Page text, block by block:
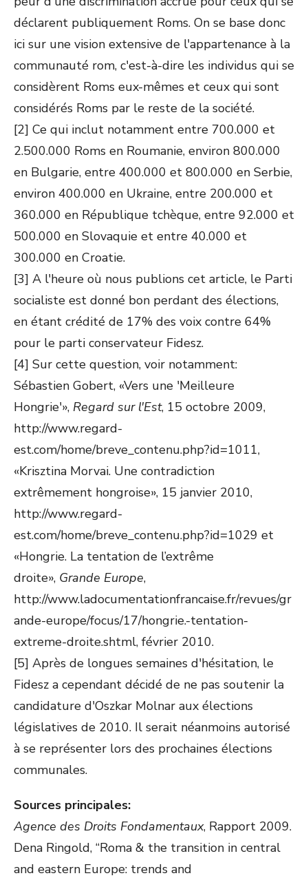
déclarent publiquement Roms. On se base donc
ici sur une vision extensive de l'appartenance à la
communauté rom, c'est-à-dire les individus qui se
considèrent Roms eux-mêmes et ceux qui sont
considérés Roms par le reste de la société.
[2] Ce qui inclut notamment entre 700.000 et
2.500.000 Roms en Roumanie, environ 800.000
en Bulgarie, entre 400.000 et 800.000 en Serbie,
environ 400.000 en Ukraine, entre 200.000 et
360.000 en République tchèque, entre 92.000 et
500.000 en Slovaquie et entre 40.000 et
300.000 en Croatie.
[3] A l'heure où nous publions cet article, le Parti
socialiste est donné bon perdant des élections,
en étant crédité de 17% des voix contre 64%
pour le parti conservateur Fidesz.
[4] Sur cette question, voir notamment:
Sébastien Gobert, «Vers une 'Meilleure
Hongrie'», Regard sur l'Est, 15 octobre 2009,
http://www.regard-
est.com/home/breve_contenu.php?id=1011,
«Krisztina Morvai. Une contradiction
extrêmement hongroise», 15 janvier 2010,
http://www.regard-
est.com/home/breve_contenu.php?id=1029 et
«Hongrie. La tentation de l’extrême
droite», Grande Europe,
http://www.ladocumentationfrancaise.fr/revues/gr
ande-europe/focus/17/hongrie.-tentation-
extreme-droite.shtml, février 2010.
[5] Après de longues semaines d'hésitation, le
Fidesz a cependant décidé de ne pas soutenir la
candidature d'Oszkar Molnar aux élections
législatives de 2010. Il serait néanmoins autorisé
à se représenter lors des prochaines élections
communales.
Sources principales:
Agence des Droits Fondamentaux, Rapport 2009.
Dena Ringold, “Roma & the transition in central
and eastern Europe: trends and